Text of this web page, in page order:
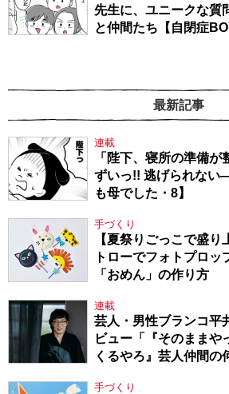
先生に、ユニークな質
と仲間たち【自閉症
最新記事
連載
「陛下、寝所の準備
ずいっ!! 逃げられな
も母でした・8】
手づくり
【夏祭りごっこで盛
トローでフォトプロ
「おめん」の作り方
連載
芸人・男性ブランコ平
ビュー「『そのままや
くるやろ』芸人仲間の
手づくり